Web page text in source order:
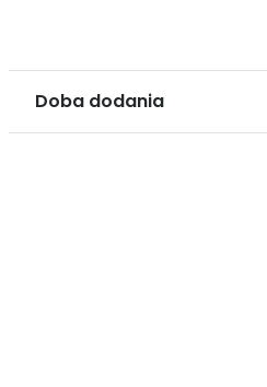
Doba dodania